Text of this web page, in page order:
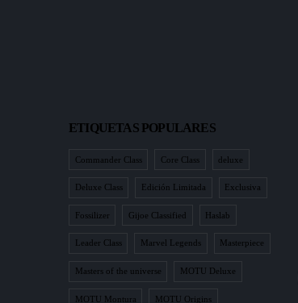
ETIQUETAS POPULARES
Commander Class Core Class deluxe
Deluxe Class Edición Limitada Exclusiva
Fossilizer Gijoe Classified Haslab
Leader Class Marvel Legends Masterpiece
Masters of the universe MOTU Deluxe
MOTU Montura MOTU Origins